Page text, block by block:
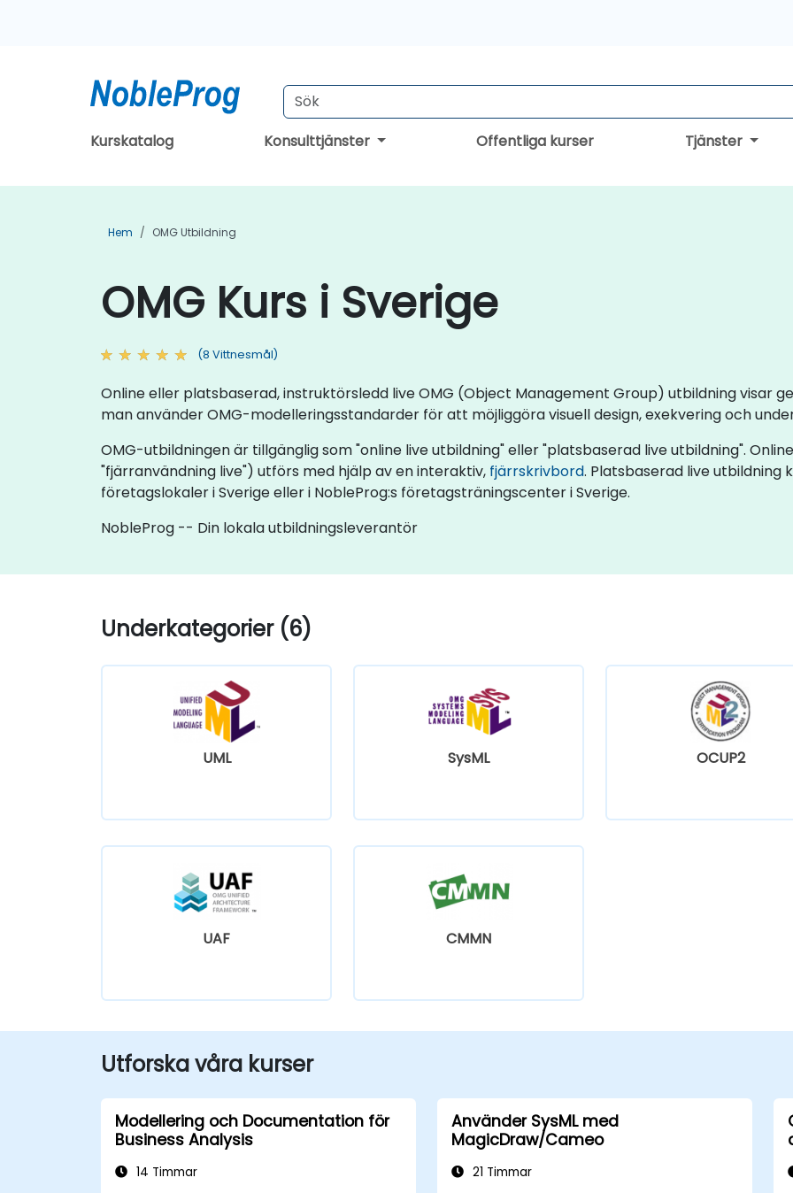
Kurskatalog Konsulttjänster Offentliga kurser Tjänster
Hem OMG Utbildning
OMG Kurs i Sverige
(8 Vittnesmål)
Online eller platsbaserad, instruktörsledd live OMG (Object Management Group) utbildning visar
man använder OMG-modelleringsstandarder för att möjliggöra visuell design, exekvering och
OMG-utbildningen är tillgänglig som "online live utbildning" eller "platsbaserad live utbildning".
"fjärranvändning live") utförs med hjälp av en interaktiv, fjärrskrivbord. Platsbaserad live utbildning
företagslokaler i Sverige eller i NobleProg:s företagsträningscenter i Sverige.
NobleProg -- Din lokala utbildningsleverantör
Underkategorier (6)
UML SysML OCUP2
UAF CMMN
Utforska våra kurser
Modellering och Documentation för
Business Analysis
14 Timmar
Använder SysML med
MagicDraw/Cameo
21 Timmar